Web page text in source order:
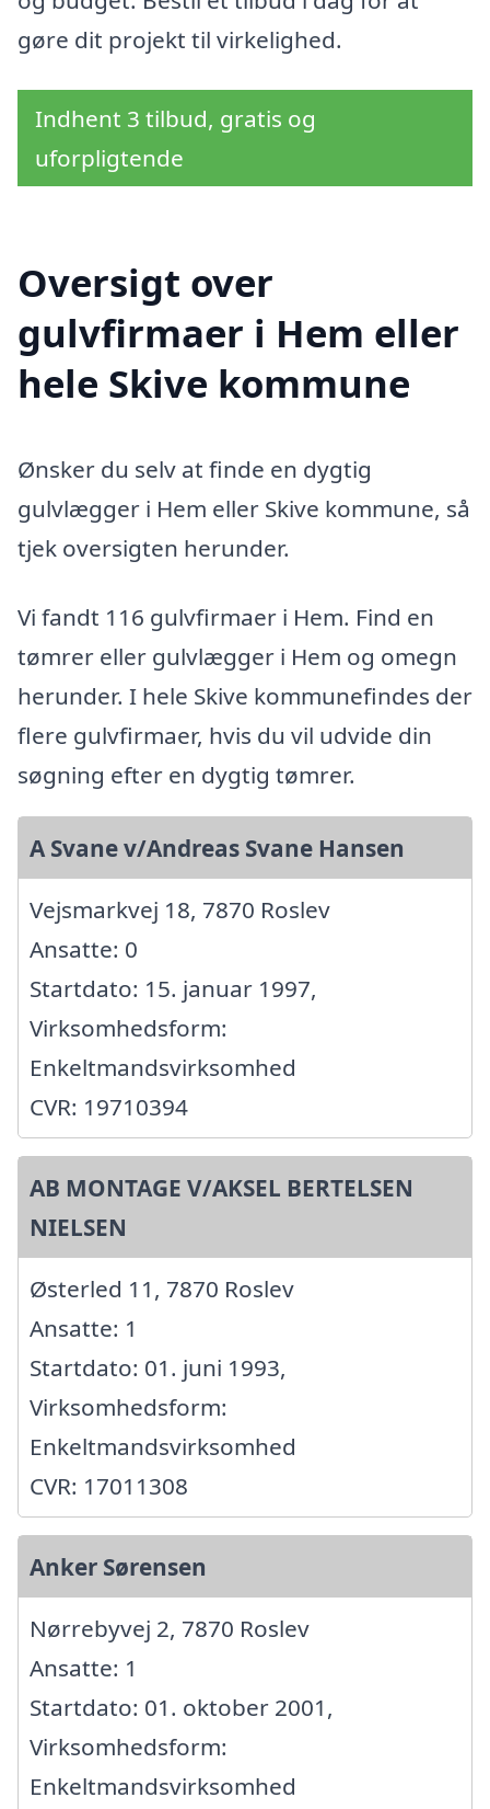
gøre dit projekt til virkelighed.
Indhent 3 tilbud, gratis og
uforpligtende
Oversigt over
gulvfirmaer i Hem eller
hele Skive kommune
Ønsker du selv at finde en dygtig
gulvlægger i Hem eller Skive kommune, så
tjek oversigten herunder.
Vi fandt 116 gulvfirmaer i Hem. Find en
tømrer eller gulvlægger i Hem og omegn
herunder. I hele Skive kommunefindes der
flere gulvfirmaer, hvis du vil udvide din
søgning efter en dygtig tømrer.
A Svane v/Andreas Svane Hansen
Vejsmarkvej 18, 7870 Roslev
Ansatte: 0
Startdato: 15. januar 1997,
Virksomhedsform:
Enkeltmandsvirksomhed
CVR: 19710394
AB MONTAGE V/AKSEL BERTELSEN
NIELSEN
Østerled 11, 7870 Roslev
Ansatte: 1
Startdato: 01. juni 1993,
Virksomhedsform:
Enkeltmandsvirksomhed
CVR: 17011308
Anker Sørensen
Nørrebyvej 2, 7870 Roslev
Ansatte: 1
Startdato: 01. oktober 2001,
Virksomhedsform:
Enkeltmandsvirksomhed